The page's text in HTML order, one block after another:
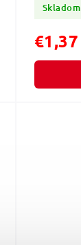
Skladom
€1,37